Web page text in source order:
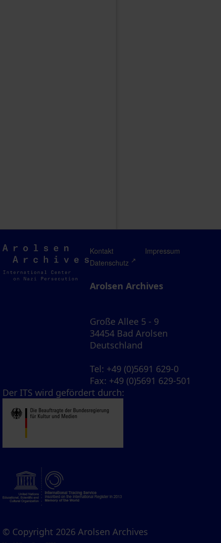
Arolsen
Archives
Kontakt
Impressum
Datenschutz
Arolsen Archives
Große Allee 5 - 9
34454 Bad Arolsen
Deutschland
Tel: +49 (0)5691 629-0
Fax: +49 (0)5691 629-501
Der ITS wird gefördert durch:
© Copyright 2026 Arolsen Archives